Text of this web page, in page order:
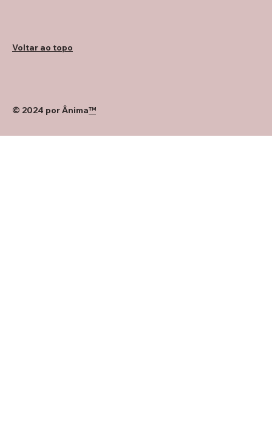
Voltar ao topo
© 2024 por Ânima™